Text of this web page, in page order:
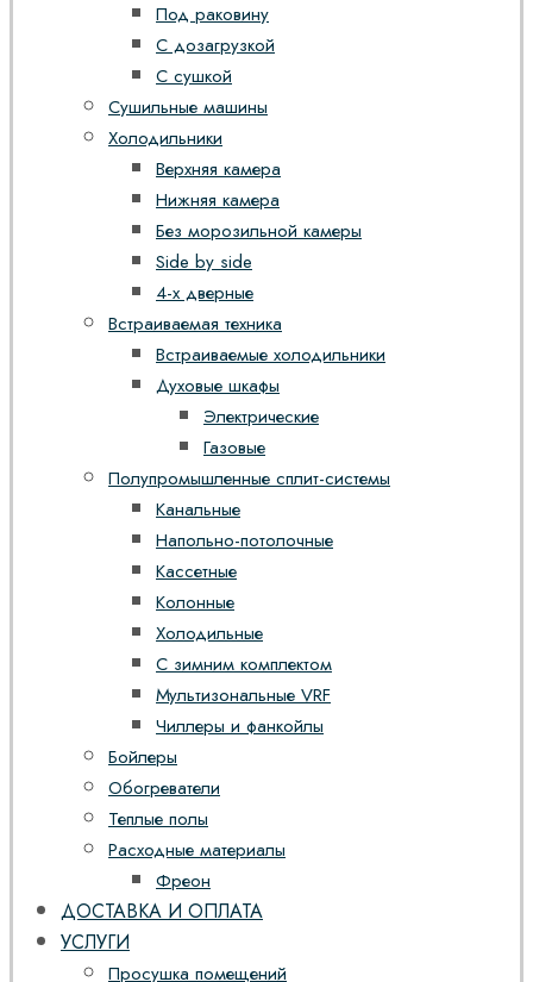
Под раковину
С дозагрузкой
С сушкой
Сушильные машины
Холодильники
Верхняя камера
Нижняя камера
Без морозильной камеры
Side by side
4-х дверные
Встраиваемая техника
Встраиваемые холодильники
Духовые шкафы
Электрические
Газовые
Полупромышленные сплит-системы
Канальные
Напольно-потолочные
Кассетные
Колонные
Холодильные
С зимним комплектом
Мультизональные VRF
Чиллеры и фанкойлы
Бойлеры
Обогреватели
Теплые полы
Расходные материалы
Фреон
ДОСТАВКА И ОПЛАТА
УСЛУГИ
Просушка помещений